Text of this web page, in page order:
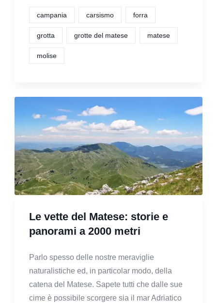
campania carsismo forra
grotta grotte del matese matese
molise
Le vette del Matese: storie e
panorami a 2000 metri
Parlo spesso delle nostre meraviglie
naturalistiche ed, in particolar modo, della
catena del Matese. Sapete tutti che dalle sue
cime è possibile scorgere sia il mar Adriatico